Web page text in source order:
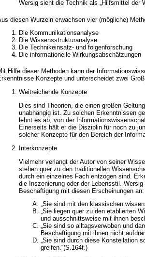
Wersig sieht die Technik als „Hilfsmittel der
diesen Wurzeln erwachsen vier (mögliche)
Die Kommunikationsanalyse
Die Wissensstrukturanalyse
Die Technikeinsatz- und folgenforschung
Die informationelle Wirkungsabschätzungen
Hilfe dieser Methoden kann der
Konzepte und unterscheidet zwei
Weitreichende Konzepte
Dies sind Theorien, die einen großen
unabhängig ist. Zu solchen Erkenntnissen
lehnt es ab, von der
Einerseits hält er die Disziplin für noch zu
solcher Konzepte für den Bereich der
Interkonzepte
Vielmehr verlangt der Autor von seiner
stehen quer zu den traditionellen
durch ein einzelnes Fach entzogen sind.
die Inszenierung oder der Lebensstil.
Beschäftigung mit diesen Erscheinungen an:
„Sie sind mit den klassischen
„Sie liegen quer zu den etablierten
und ausschnittsweise mit ihnen
„Sie sind so alltagsverwoben und
Beschäftigung mit ihnen nicht
„Sie sind durch diese Konstellation
greifen.“(S.164f.)